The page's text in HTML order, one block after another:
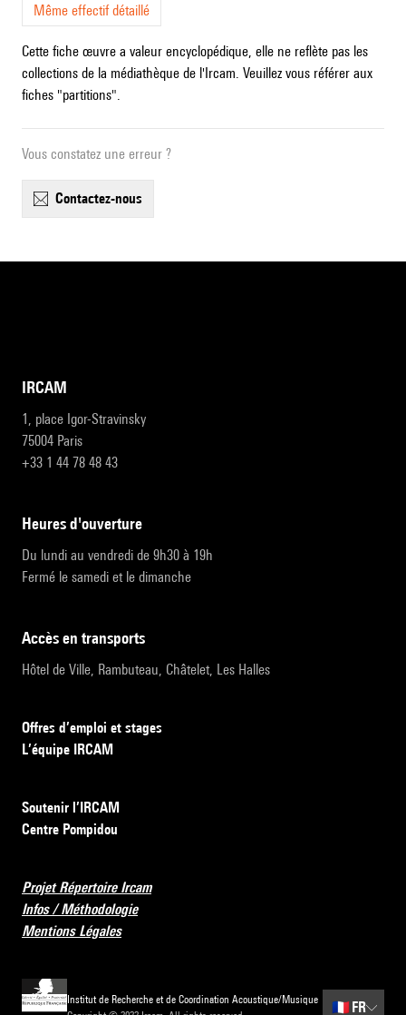
Même effectif détaillé
Cette fiche œuvre a valeur encyclopédique, elle ne reflète pas les
collections de la médiathèque de l'Ircam. Veuillez vous référer aux
fiches "partitions".
Vous constatez une erreur ?
contactez-nous
IRCAM
1, place Igor-Stravinsky
75004 Paris
+33 1 44 78 48 43
heures d'ouverture
Du lundi au vendredi de 9h30 à 19h
Fermé le samedi et le dimanche
accès en transports
Hôtel de Ville, Rambuteau, Châtelet, Les Halles
Offres d’emploi et stages
L’équipe IRCAM
Soutenir l’IRCAM
Centre Pompidou
Projet Répertoire Ircam
Infos / Méthodologie
Mentions Légales
Institut de Recherche et de Coordination Acoustique/Musique
🇫🇷 FR